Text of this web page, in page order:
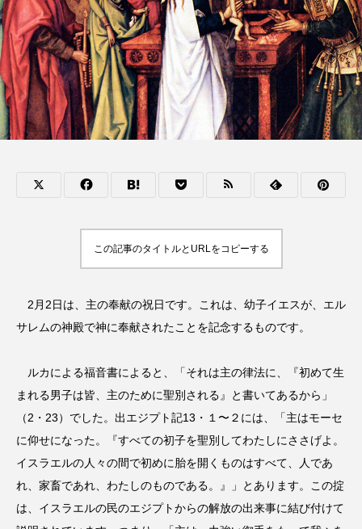
この記事のタイトルとURLをコピーする
2月2日は、主の奉献の祝日です。これは、幼子イエスが、エル
サレムの神殿で神に奉献されたことを記念するものです。
ルカによる福音書によると、「それは主の律法に、『初めて生
まれる男子は皆、主のために聖別される』と書いてあるから」
（2・23）でした。出エジプト記13・１〜２には、「主はモーセ
に仰せになった。『すべての初子を聖別してわたしにささげよ。
イスラエルの人々の間で初めに胎を開くものはすべて、人であ
れ、家畜であれ、わたしのものである。』」とあります。この掟
は、イスラエルの民のエジプトからの解放の出来事に結び付けて